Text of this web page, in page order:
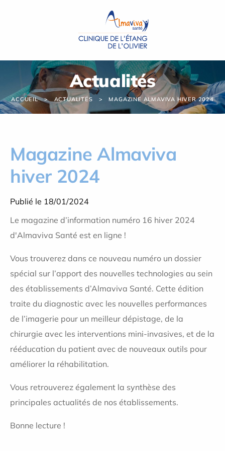
Actualités
ACCUEIL ACTUALITÉS MAGAZINE ALMAVIVA HIVER 2024
Magazine Almaviva
hiver 2024
Publié le 18/01/2024
Le magazine d’information numéro 16 hiver 2024
d'Almaviva Santé est en ligne !
Vous trouverez dans ce nouveau numéro un dossier
spécial sur l’apport des nouvelles technologies au sein
des établissements d’Almaviva Santé. Cette édition
traite du diagnostic avec les nouvelles performances
de l’imagerie pour un meilleur dépistage, de la
chirurgie avec les interventions mini-invasives, et de la
rééducation du patient avec de nouveaux outils pour
améliorer la réhabilitation.
Vous retrouverez également la synthèse des
principales actualités de nos établissements.
Bonne lecture !